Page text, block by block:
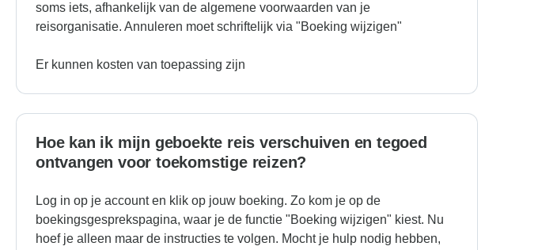
soms iets, afhankelijk van de algemene voorwaarden van je
reisorganisatie. Annuleren moet schriftelijk via "Boeking wijzigen"
Er kunnen kosten van toepassing zijn
Hoe kan ik mijn geboekte reis verschuiven en tegoed
ontvangen voor toekomstige reizen?
Log in op je account en klik op jouw boeking. Zo kom je op de
boekingsgesprekspagina, waar je de functie "Boeking wijzigen" kiest. Nu
hoef je alleen maar de instructies te volgen. Mocht je hulp nodig hebben,